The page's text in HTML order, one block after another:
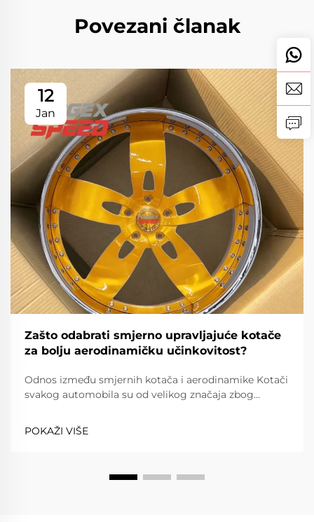
Povezani članak
12
Jan
Zašto odabrati smjerno upravljajuće kotače
za bolju aerodinamičku učinkovitost?
Odnos između smjernih kotača i aerodinamike Kotači
svakog automobila su od velikog značaja zbog
smjerni kotači; oni imaju tendenciju poboljšati
performanse.
POKAŽI VIŠE